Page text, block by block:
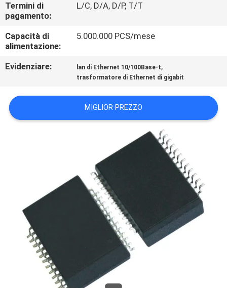
MAPPA
DEL
POLICY
Termini di
pagamento:
L/C, D/A, D/P, T/T
Capacità di
alimentazione:
5.000.000 PCS/mese
Evidenziare: lan di Ethernet 10/100Base-t,
trasformatore di Ethernet di gigabit
MIGLIOR PREZZO